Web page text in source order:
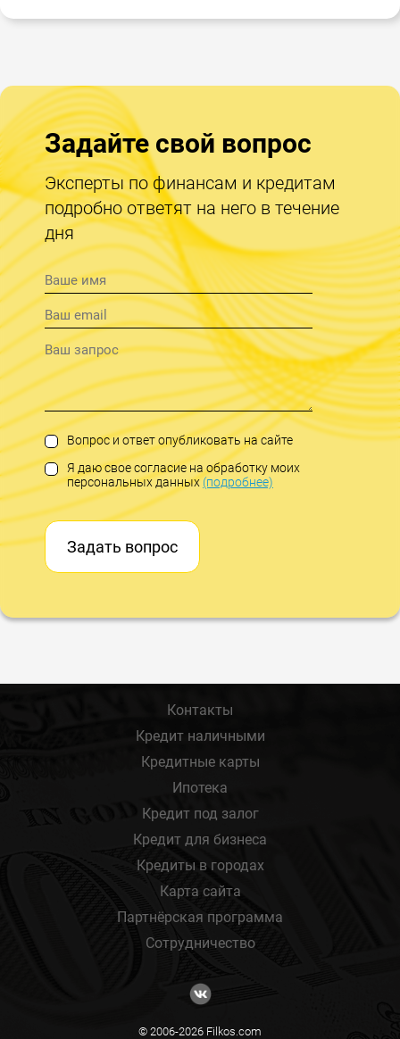
Задайте свой вопрос
Эксперты по финансам и кредитам
подробно ответят на него в течение
дня
Вопрос и ответ опубликовать на сайте
Я даю свое согласие на обработку моих
персональных данных(подробнее)
Задать вопрос
Контакты
Кредит наличными
Кредитные карты
Ипотека
Кредит под залог
Кредит для бизнеса
Кредиты в городах
Карта сайта
Партнёрская программа
Сотрудничество
© 2006-2026 Filkos.com